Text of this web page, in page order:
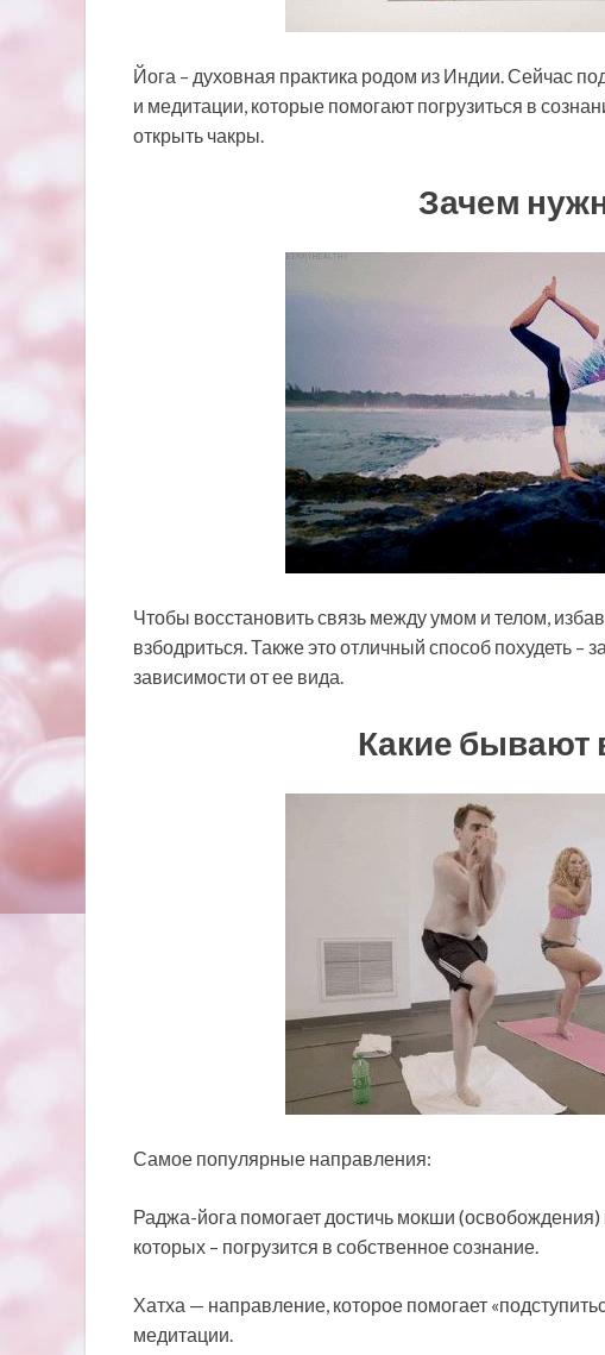
Йога – духовная практика родом из Индии. Сейчас
и медитации, которые помогают погрузиться в
открыть чакры.
Зачем
Чтобы восстановить связь между умом и телом,
взбодриться. Также это отличный способ похудеть –
зависимости от ее вида.
Какие бывают
Самое популярные направления:
Раджа-йога помогает достичь мокши
которых – погрузится в собственное сознание.
Хатха — направление, которое помогает
медитации.